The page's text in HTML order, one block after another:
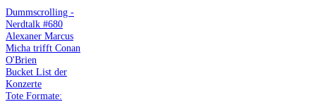
Dummscrolling -
Nerdtalk #680
Alexaner Marcus
Micha trifft Conan
O'Brien
Bucket List der
Konzerte
Tote Formate: